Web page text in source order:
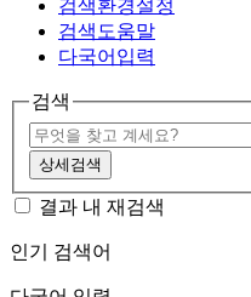
검색환경설정
검색도움말
다국어입력
검색
상세검색
결과 내 재검색
인기 검색어